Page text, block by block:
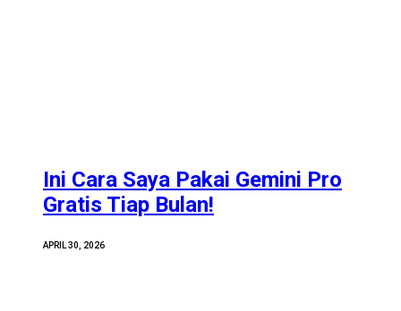
Ini Cara Saya Pakai Gemini Pro
Gratis Tiap Bulan!
APRIL 30, 2026